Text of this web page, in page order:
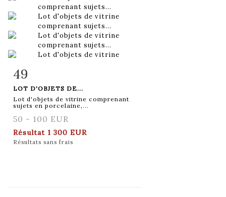
Fiche détaillée
49
LOT D'OBJETS DE...
Lot d'objets de vitrine comprenant
sujets en porcelaine,...
50 - 100 EUR
Résultat 1 300 EUR
Résultats sans frais